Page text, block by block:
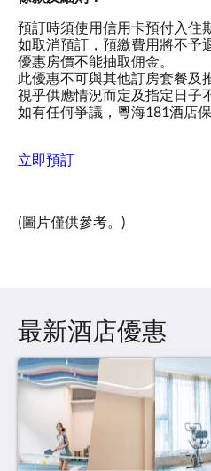
預訂時須使用信用卡預付入住
如取消預訂，預繳費用將不予
優惠房價不能抽取佣金。
此優惠不可與其他訂房套餐及
視乎供應情況而定及指定日子
如有任何爭議，粵海181酒店
立即預訂
(圖片僅供參考。)
最新酒店優惠